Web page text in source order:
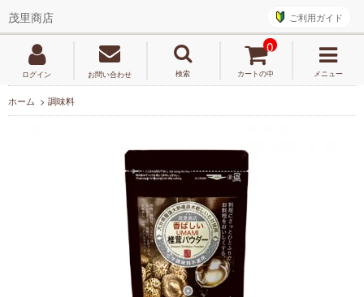
茂里商店 ご利用ガイド
ログイン お問い合わせ 検索 カートの中
0
メニュー
ホーム > 調味料